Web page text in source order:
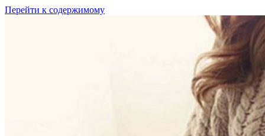
Перейти к содержимому